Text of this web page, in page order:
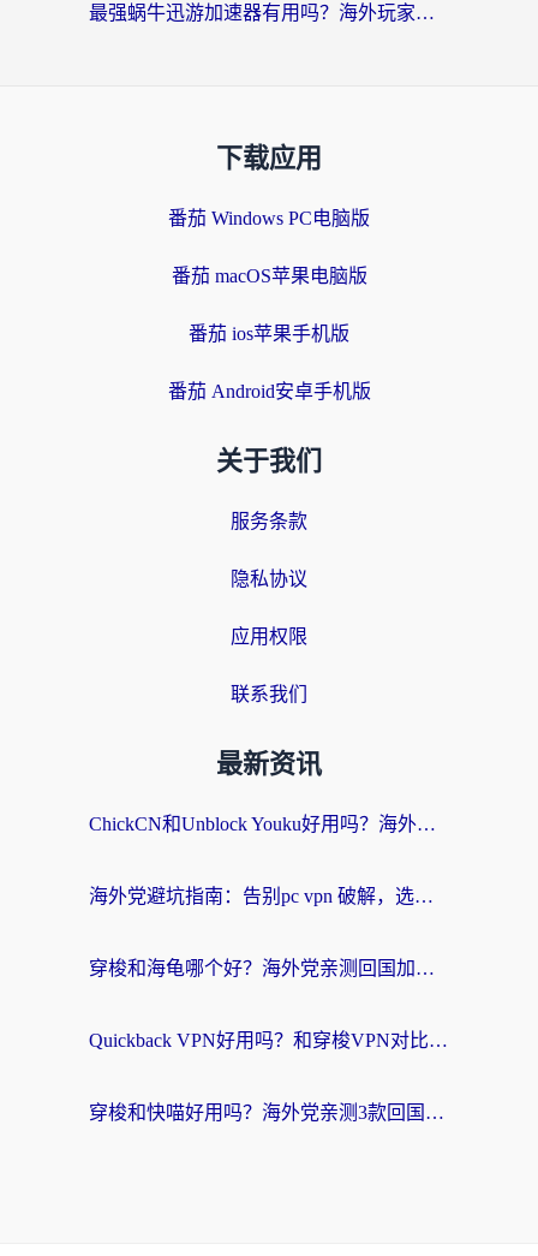
最强蜗牛迅游加速器有用吗？海外玩家国服游戏加速避坑指南（附德国玩忍者必须死3流星蝴蝶剑解决办法）
下载应用
番茄 Windows PC电脑版
番茄 macOS苹果电脑版
番茄 ios苹果手机版
番茄 Android安卓手机版
关于我们
服务条款
隐私协议
应用权限
联系我们
最新资讯
ChickCN和Unblock Youku好用吗？海外党亲测3款回国加速器，附iOS免费选择指南
海外党避坑指南：告别pc vpn 破解，选对回国加速器轻松访问国内资源
穿梭和海龟哪个好？海外党亲测回国加速器，附电脑免费VPN推荐
Quickback VPN好用吗？和穿梭VPN对比哪个回国效果更好？海外党必看的真实测评与选择指南
穿梭和快喵好用吗？海外党亲测3款回国加速器，附日本回国VPN避坑指南